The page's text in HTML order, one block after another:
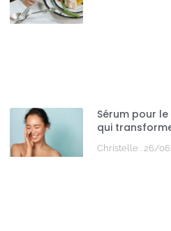
Sérum pour
qui
Christelle 26/